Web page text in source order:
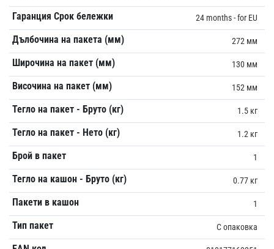
Гаранция Срок бележки 24 months - for EU
Дълбочина на пакета (мм) 272 мм
Широчина на пакет (мм) 130 мм
Височина на пакет (мм) 152 мм
Тегло на пакет - Бруто (кг) 1.5 кг
Тегло на пакет - Нето (кг) 1.2 кг
Брой в пакет 1
Тегло на кашон - Бруто (кг) 0.77 кг
Пакети в кашон 1
Тип пакет С опаковка